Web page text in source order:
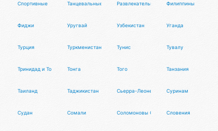
Спортивные Танцевальные Развлекательные Филиппины
Фиджи Уругвай Узбекистан Уганда
Турция Туркменистан Тунис Тувалу
Тринидад и Тобаго Тонга Того Танзания
Таиланд Таджикистан Сьерра-Леоне Суринам
Судан Сомали Соломоновы ОстроваСловения